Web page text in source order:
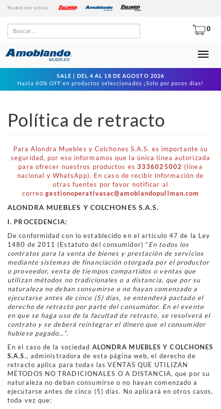
Nuestros sitios:
Buscar
0
Toggle
SALE | DEL 4 AL 18 DE AGOSTO 2026
Hasta 60% OFF en productos seleccionados ¡Solo por pocos días!
Política de retracto
Para Alondra Muebles y Colchones S.A.S. es importante su
seguridad, por eso informamos que la única línea autorizada
para ofrecer nuestros productos es 3336025002 (línea
nacional y WhatsApp). En caso de recibir información de
otras fuentes por favor notificar al
correogestionoperativasac@amoblandopullman.com
ALONDRA MUEBLES Y COLCHONES S.A.S.
I. PROCEDENCIA:
De conformidad con lo establecido en el artículo 47 de la Ley
1480 de 2011 (Estatuto del consumidor) “En todos los
contratos para la venta de bienes y prestación de servicios
mediante sistemas de financiación otorgada por el productor
o proveedor, venta de tiempos compartidos o ventas que
utilizan métodos no tradicionales o a distancia, que por su
naturaleza no deban consumirse o no hayan comenzado a
ejecutarse antes de cinco (5) días, se entenderá pactado el
derecho de retracto por parte del consumidor. En el evento
en que se haga uso de la facultad de retracto, se resolverá el
contrato y se deberá reintegrar el dinero que el consumidor
hubiese pagado…”.
En el caso de la sociedad ALONDRA MUEBLES Y COLCHONES
S.A.S., administradora de esta página web, el derecho de
retracto aplica para todas las VENTAS QUE UTILIZAN
MÉTODOS NO TRADICIONALES O A DISTANCIA, que por su
naturaleza no deban consumirse o no hayan comenzado a
ejecutarse antes de cinco (5) días. No aplicará en otros casos,
toda vez que: